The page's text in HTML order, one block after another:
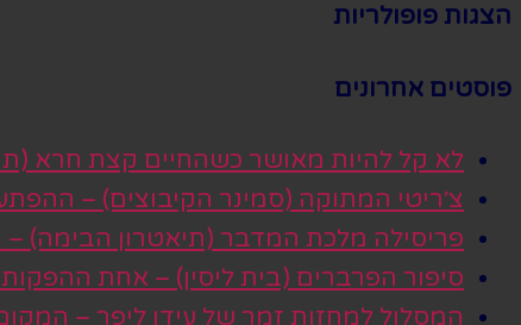
הצגות פופולריות
פוסטים אחרונים
לא קל להיות מאושר כשהחיים קצת חרא
צ׳ריטי המתוקה (סמינר הקיבוצים) –
פריסילה מלכת המדבר (תיאטרון הבימה) –
סיפור הפרברים (בית ליסין) – אחת
המסלול למחזות זמר של עידן ליפר –